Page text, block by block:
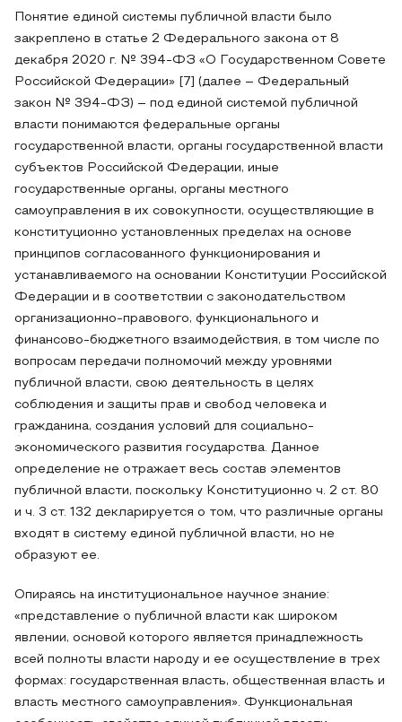
Понятие единой системы публичной власти было
закреплено в статье 2 Федерального закона от 8
декабря 2020 г. № 394-ФЗ «О Государственном Совете
Российской Федерации» [7] (далее – Федеральный
закон № 394-ФЗ) – под единой системой публичной
власти понимаются федеральные органы
государственной власти, органы государственной власти
субъектов Российской Федерации, иные
государственные органы, органы местного
самоуправления в их совокупности, осуществляющие в
конституционно установленных пределах на основе
принципов согласованного функционирования и
устанавливаемого на основании Конституции Российской
Федерации и в соответствии с законодательством
организационно-правового, функционального и
финансово-бюджетного взаимодействия, в том числе по
вопросам передачи полномочий между уровнями
публичной власти, свою деятельность в целях
соблюдения и защиты прав и свобод человека и
гражданина, создания условий для социально-
экономического развития государства. Данное
определение не отражает весь состав элементов
публичной власти, поскольку Конституционно ч. 2 ст. 80
и ч. 3 ст. 132 декларируется о том, что различные органы
входят в систему единой публичной власти, но не
образуют ее.
Опираясь на институциональное научное знание:
«представление о публичной власти как широком
явлении, основой которого является принадлежность
всей полноты власти народу и ее осуществление в трех
формах: государственная власть, общественная власть и
власть местного самоуправления». Функциональная